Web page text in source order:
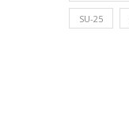
SU-25